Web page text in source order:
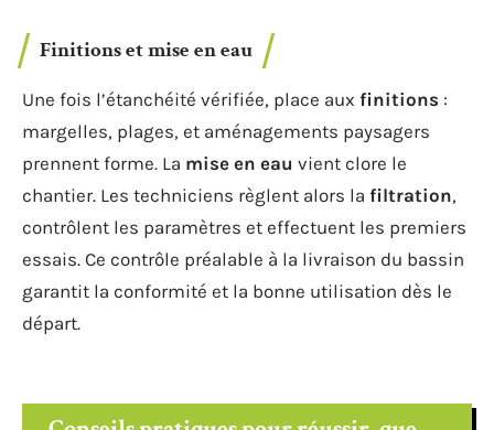
Finitions et mise en eau
Une fois l’étanchéité vérifiée, place aux finitions :
margelles, plages, et aménagements paysagers
prennent forme. La mise en eau vient clore le
chantier. Les techniciens règlent alors la filtration,
contrôlent les paramètres et effectuent les premiers
essais. Ce contrôle préalable à la livraison du bassin
garantit la conformité et la bonne utilisation dès le
départ.